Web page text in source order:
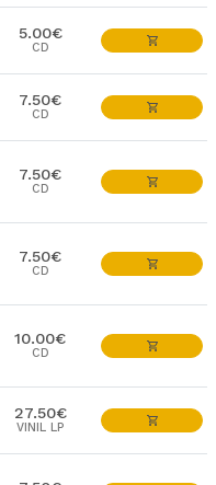
5.00€
CD
7.50€
CD
7.50€
CD
7.50€
CD
10.00€
CD
27.50€
VINIL LP